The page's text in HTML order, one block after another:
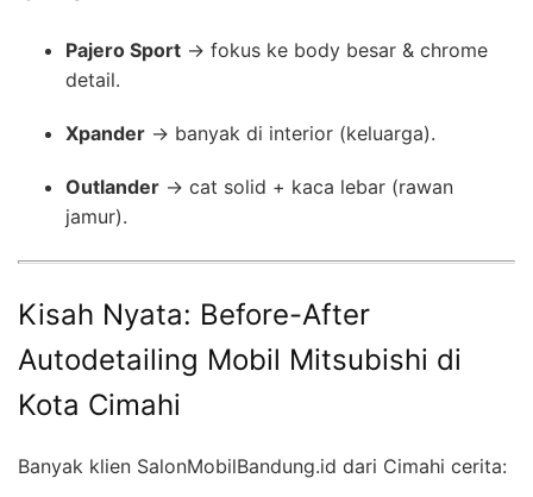
Pajero Sport → fokus ke body besar & chrome
detail.
Xpander → banyak di interior (keluarga).
Outlander → cat solid + kaca lebar (rawan
jamur).
Kisah Nyata: Before-After
Autodetailing Mobil Mitsubishi di
Kota Cimahi
Banyak klien SalonMobilBandung.id dari Cimahi cerita: